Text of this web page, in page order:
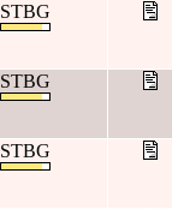
STBG
STBG
STBG